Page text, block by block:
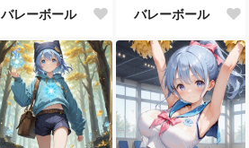
バレーボール バレーボール